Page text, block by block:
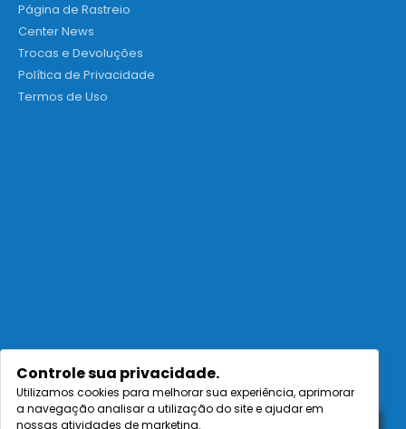
Página de Rastreio
Center News
Trocas e Devoluções
Política de Privacidade
Termos de Uso
Controle sua privacidade.
Utilizamos cookies para melhorar sua experiência, aprimorar
a navegação analisar a utilização do site e ajudar em
nossas atividades de marketing.